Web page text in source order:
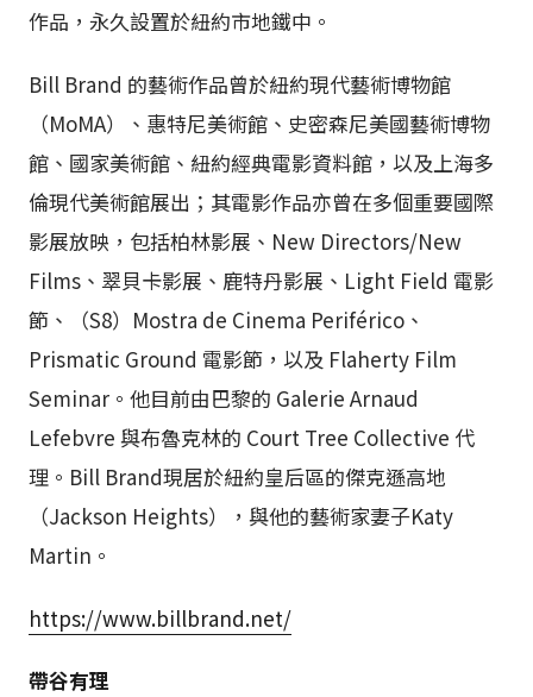
作品，永久設置於紐約市地鐵中。
Bill Brand 的藝術作品曾於紐約現代藝術博物館
（MoMA）、惠特尼美術館、史密森尼美國藝術博物
館、國家美術館、紐約經典電影資料館，以及上海多
倫現代美術館展出；其電影作品亦曾在多個重要國際
影展放映，包括柏林影展、New Directors/New
Films、翠貝卡影展、鹿特丹影展、Light Field 電影
節、（S8）Mostra de Cinema Periférico、
Prismatic Ground 電影節，以及 Flaherty Film
Seminar。他目前由巴黎的 Galerie Arnaud
Lefebvre 與布魯克林的 Court Tree Collective 代
理。Bill Brand現居於紐約皇后區的傑克遜高地
（Jackson Heights），與他的藝術家妻子Katy
Martin。
https://www.billbrand.net/
帶谷有理